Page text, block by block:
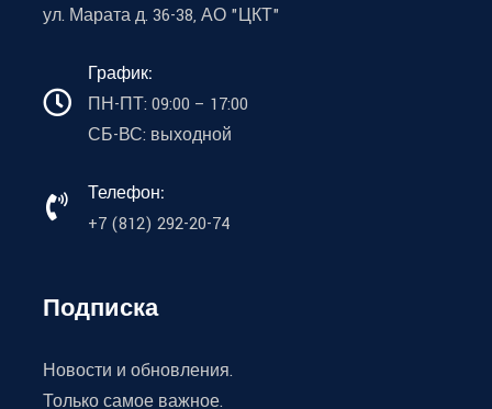
ул. Марата д. 36-38, АО "ЦКТ"
График:
ПН-ПТ: 09:00 – 17:00
СБ-ВС: выходной
Телефон:
+7 (812) 292-20-74
Подписка
Новости и обновления.
Только самое важное.